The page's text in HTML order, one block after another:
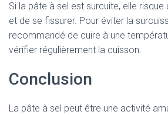
Si la pâte à sel est surcuite, elle
et de se fissurer. Pour éviter la
recommandé de cuire à une
vérifier régulièrement la cuisson.
Conclusion
La pâte à sel peut être une activité